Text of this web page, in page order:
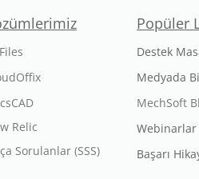
Relic
Sorulanlar (SSS)
Popüler
Destek
Medyada
MechSoft
Webinarlar
Başarı